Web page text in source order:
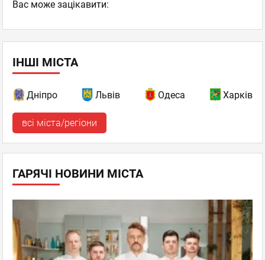
Вас може зацікавити:
ІНШІ МІСТА
Дніпро Львів Одеса Харків
всі міста/регіони
ГАРЯЧІ НОВИНИ МІСТА